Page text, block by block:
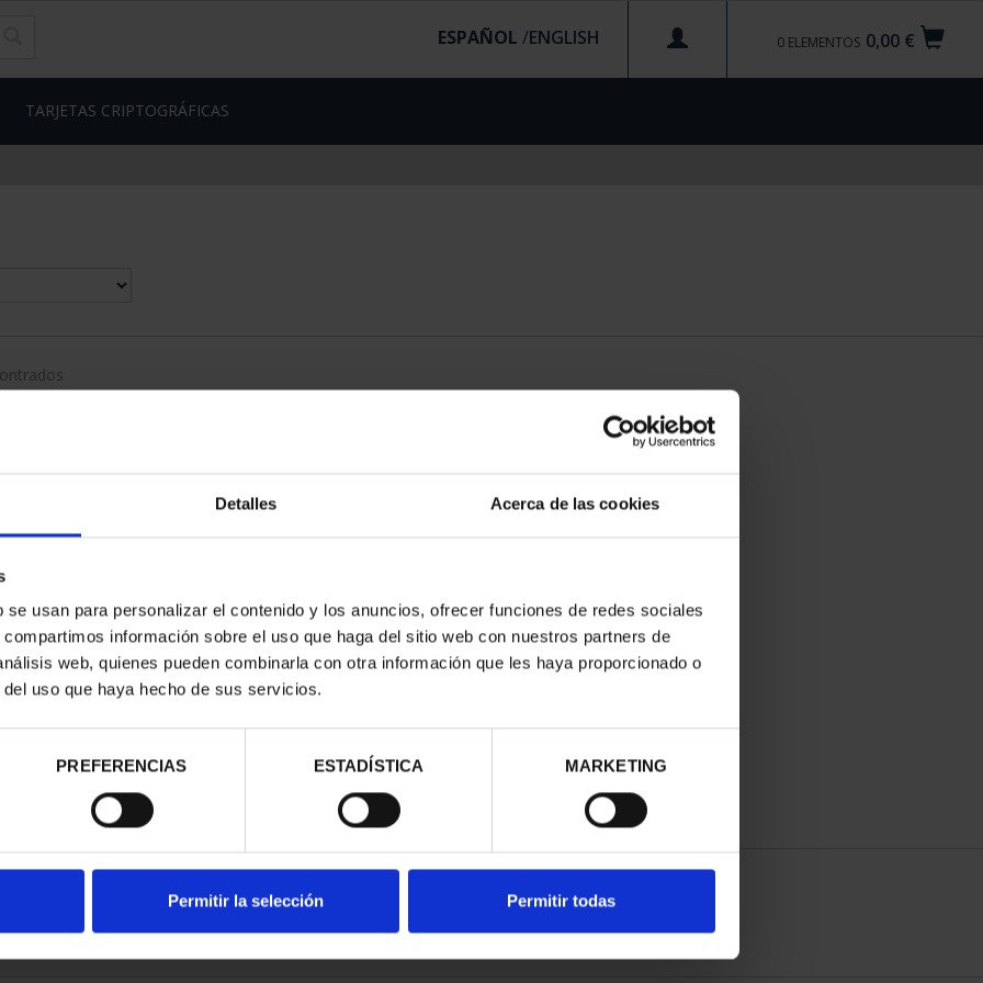
Detalles Acerca de las cookies
usan para personalizar el contenido y los anuncios, ofrecer funciones de redes sociales
información sobre el uso que haga del sitio web con nuestros partners de
web, quienes pueden combinarla con otra información que les haya proporcionado o
uso que haya hecho de sus servicios.
PREFERENCIAS ESTADÍSTICA MARKETING
Permitir la selección Permitir todas
0,00 €
0 ELEMENTOS
ESPAÑOL /
TARJETAS CRIPTOGRÁFICAS
SOROLLA